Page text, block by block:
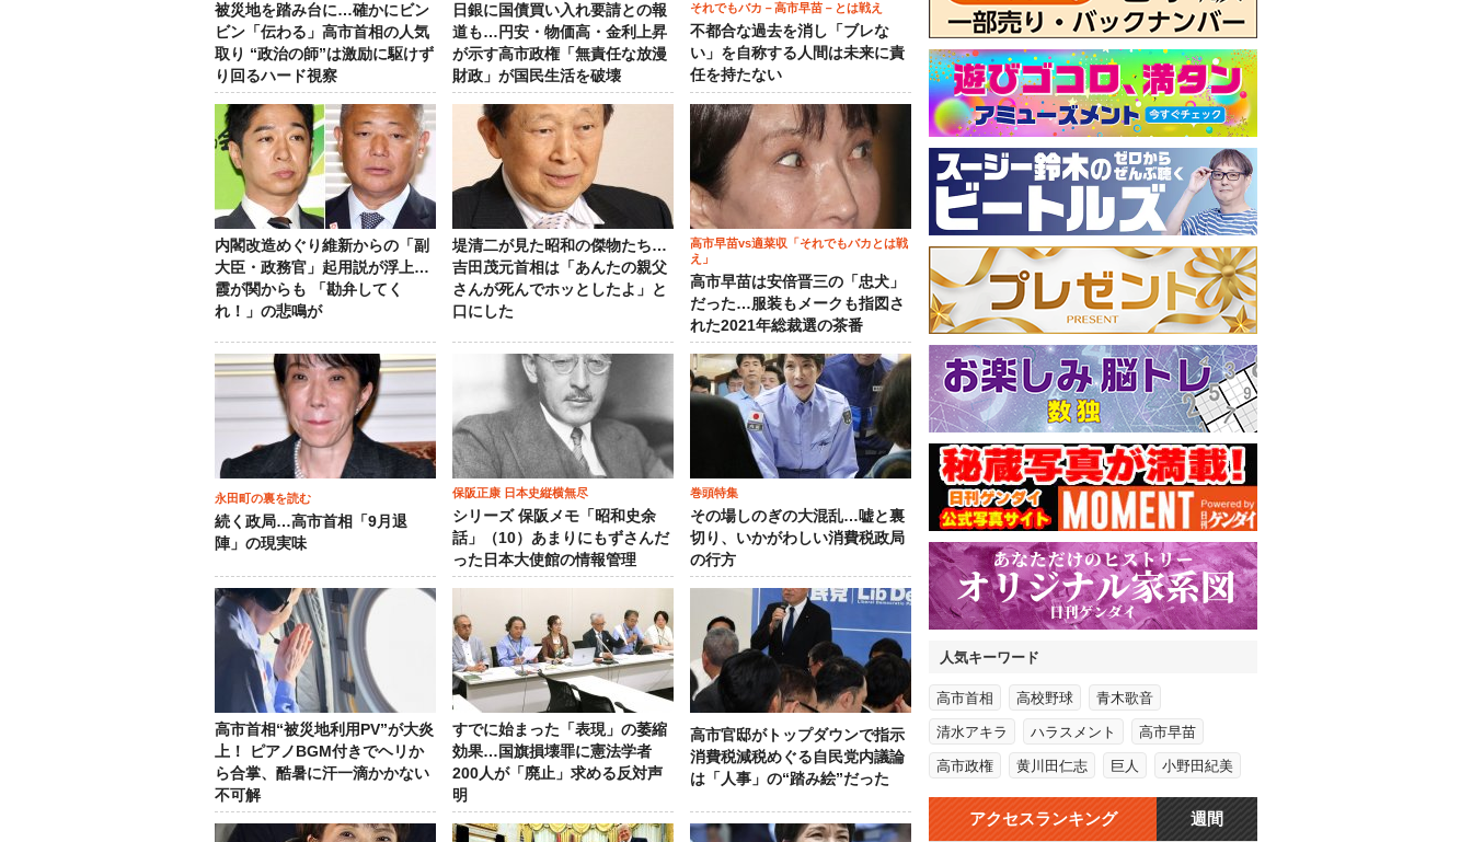
被災地を踏み台に…確かにビン
ビン「伝わる」高市首相の人気
取り “政治の師”は激励に駆けず
り回るハード視察
日銀に国債買い入れ要請との報
道も…円安・物価高・金利上昇
が示す高市政権「無責任な放漫
財政」が国民生活を破壊
それでもバカ－高市早苗－とは戦え
不都合な過去を消し「ブレな
い」を自称する人間は未来に責
任を持たない
内閣改造めぐり維新からの「副
大臣・政務官」起用説が浮上…
霞が関からも 「勘弁してく
れ！」の悲鳴が
堤清二が見た昭和の傑物たち…
吉田茂元首相は「あんたの親父
さんが死んでホッとしたよ」と
口にした
高市早苗vs適菜収「それでもバカとは戦
え」
高市早苗は安倍晋三の「忠犬」
だった…服装もメークも指図さ
れた2021年総裁選の茶番
永田町の裏を読む
続く政局…高市首相「9月退
陣」の現実味
保阪正康 日本史縦横無尽
シリーズ 保阪メモ「昭和史余
話」（10）あまりにもずさんだ
った日本大使館の情報管理
巻頭特集
その場しのぎの大混乱…嘘と裏
切り、いかがわしい消費税政局
の行方
高市首相“被災地利用PV”が大炎
上！ ピアノBGM付きでヘリか
ら合掌、酷暑に汗一滴かかない
不可解
すでに始まった「表現」の萎縮
効果…国旗損壊罪に憲法学者
200人が「廃止」求める反対声
明
高市官邸がトップダウンで指示
消費税減税めぐる自民党内議論
は「人事」の“踏み絵”だった
人気キーワード
高市首相 高校野球 青木歌音
清水アキラ ハラスメント 高市早苗
高市政権 黄川田仁志 巨人 小野田紀美
アクセスランキング 週間